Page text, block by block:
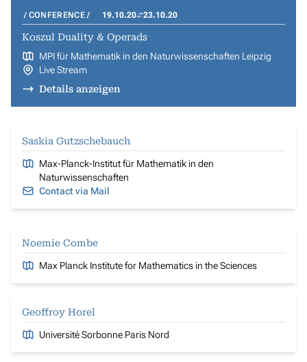
CONFERENCE 19.10.20 23.10.20
Koszul Duality & Operads
MPI für Mathematik in den Naturwissenschaften Leipzig
Live Stream
Details anzeigen
Saskia Gutzschebauch
Max-Planck-Institut für Mathematik in den
Naturwissenschaften
Contact via Mail
Noemie Combe
Max Planck Institute for Mathematics in the Sciences
Geoffroy Horel
Université Sorbonne Paris Nord